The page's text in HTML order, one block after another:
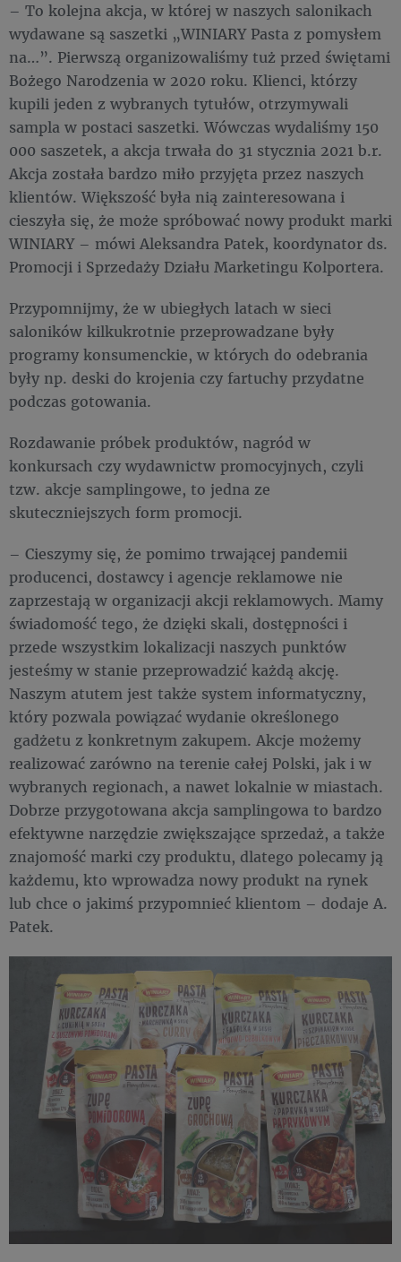
– To kolejna akcja, w której w naszych salonikach
wydawane są saszetki „WINIARY Pasta z pomysłem
na…”. Pierwszą organizowaliśmy tuż przed świętami
Bożego Narodzenia w 2020 roku. Klienci, którzy
kupili jeden z wybranych tytułów, otrzymywali
sampla w postaci saszetki. Wówczas wydaliśmy 150
000 saszetek, a akcja trwała do 31 stycznia 2021 b.r.
Akcja została bardzo miło przyjęta przez naszych
klientów. Większość była nią zainteresowana i
cieszyła się, że może spróbować nowy produkt marki
WINIARY – mówi Aleksandra Patek, koordynator ds.
Promocji i Sprzedaży Działu Marketingu Kolportera.
Przypomnijmy, że w ubiegłych latach w sieci
saloników kilkukrotnie przeprowadzane były
programy konsumenckie, w których do odebrania
były np. deski do krojenia czy fartuchy przydatne
podczas gotowania.
Rozdawanie próbek produktów, nagród w
konkursach czy wydawnictw promocyjnych, czyli
tzw. akcje samplingowe, to jedna ze
skuteczniejszych form promocji.
– Cieszymy się, że pomimo trwającej pandemii
producenci, dostawcy i agencje reklamowe nie
zaprzestają w organizacji akcji reklamowych. Mamy
świadomość tego, że dzięki skali, dostępności i
przede wszystkim lokalizacji naszych punktów
jesteśmy w stanie przeprowadzić każdą akcję.
Naszym atutem jest także system informatyczny,
który pozwala powiązać wydanie określonego
gadżetu z konkretnym zakupem. Akcje możemy
realizować zarówno na terenie całej Polski, jak i w
wybranych regionach, a nawet lokalnie w miastach.
Dobrze przygotowana akcja samplingowa to bardzo
efektywne narzędzie zwiększające sprzedaż, a także
znajomość marki czy produktu, dlatego polecamy ją
każdemu, kto wprowadza nowy produkt na rynek
lub chce o jakimś przypomnieć klientom – dodaje A.
Patek.